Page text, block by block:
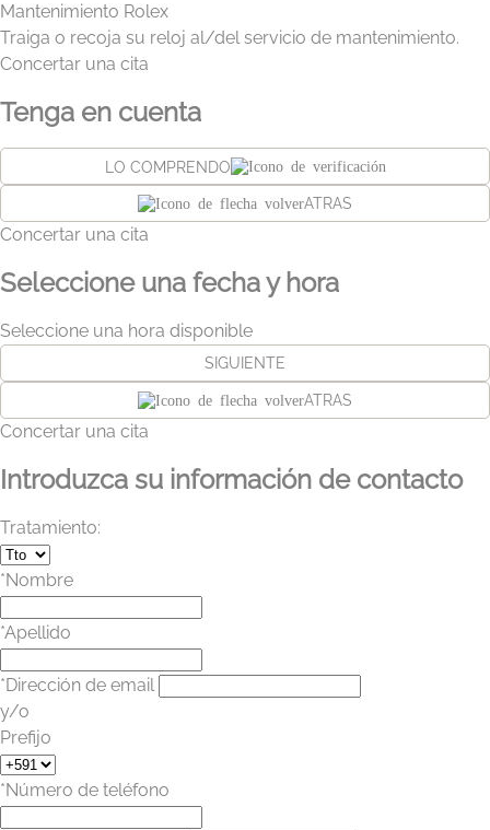
Mantenimiento Rolex
Traiga o recoja su reloj al/del servicio de mantenimiento.
Concertar una cita
Tenga en cuenta
LO COMPRENDO
ATRAS
Concertar una cita
Seleccione una fecha y hora
Seleccione una hora disponible
SIGUIENTE
ATRAS
Concertar una cita
Introduzca su información de contacto
Tratamiento:
*Nombre
*Apellido
*Dirección de email
y/o
Prefijo
*Número de teléfono